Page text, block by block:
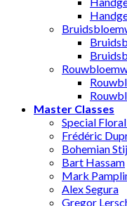
Master Classes
Special
Frédéric
Bohemian
Bart Hassam
Mark
Alex Segura
Gregor